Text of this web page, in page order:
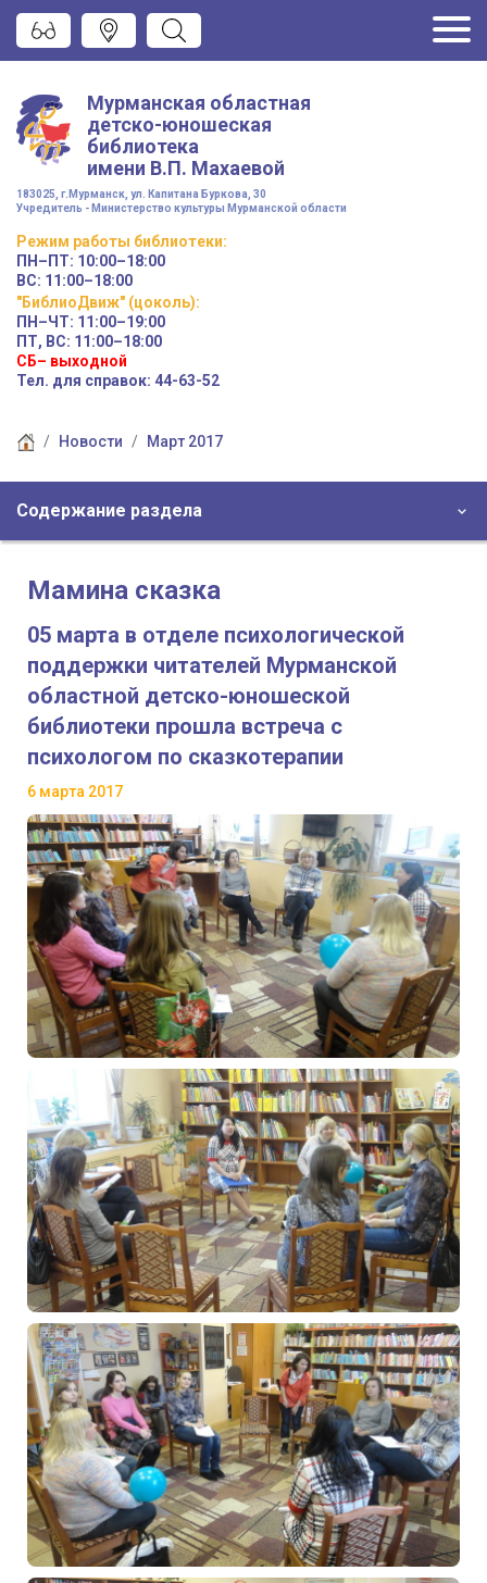
Мурманская областная
детско-юношеская
библиотека
имени В.П. Махаевой
183025, г.Мурманск, ул. Капитана Буркова, 30
Учредитель - Министерство культуры Мурманской области
Режим работы библиотеки:
ПН–ПТ: 10:00–18:00
ВС: 11:00–18:00
"БиблиоДвиж" (цоколь):
ПН–ЧТ: 11:00–19:00
ПТ, ВС: 11:00–18:00
СБ– выходной
Тел. для справок: 44-63-52
Новости Март 2017
Содержание раздела
Мамина сказка
05 марта в отделе психологической
поддержки читателей Мурманской
областной детско-юношеской
библиотеки прошла встреча с
психологом по сказкотерапии
6 марта 2017